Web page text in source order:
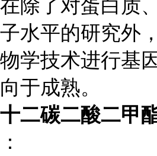
在除了对蛋白质
子水平的研究外
物学技术进行基
向于成熟。
十二碳二酸二甲
：